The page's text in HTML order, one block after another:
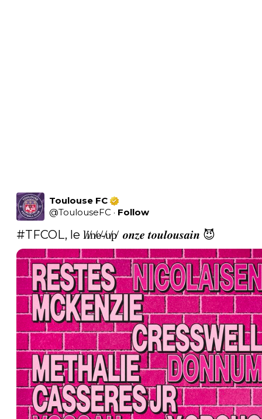
Toulouse FC
@ToulouseFC · Follow
#TFCOL, le l̸i̸n̸e̸-̸u̸p̸  𝒐𝒏𝒛𝒆 𝒕𝒐𝒖𝒍𝒐𝒖𝒔𝒂𝒊𝒏 😈